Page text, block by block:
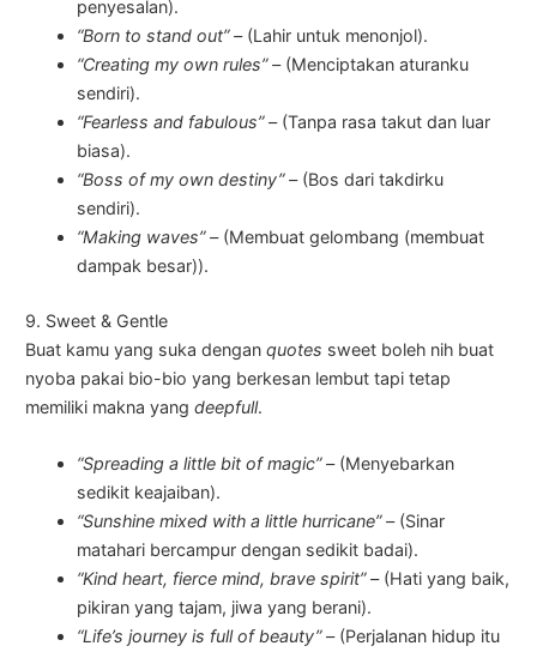
penyesalan).
“Born to stand out” – (Lahir untuk menonjol).
“Creating my own rules” – (Menciptakan aturanku
sendiri).
“Fearless and fabulous” – (Tanpa rasa takut dan luar
biasa).
“Boss of my own destiny” – (Bos dari takdirku
sendiri).
“Making waves” – (Membuat gelombang (membuat
dampak besar)).
9. Sweet & Gentle
Buat kamu yang suka denganquotes sweet boleh nih buat
nyoba pakai bio-bio yang berkesan lembut tapi tetap
memiliki makna yang deepfull.
“Spreading a little bit of magic” – (Menyebarkan
sedikit keajaiban).
“Sunshine mixed with a little hurricane” – (Sinar
matahari bercampur dengan sedikit badai).
“Kind heart, fierce mind, brave spirit” – (Hati yang baik,
pikiran yang tajam, jiwa yang berani).
“Life’s journey is full of beauty” – (Perjalanan hidup itu